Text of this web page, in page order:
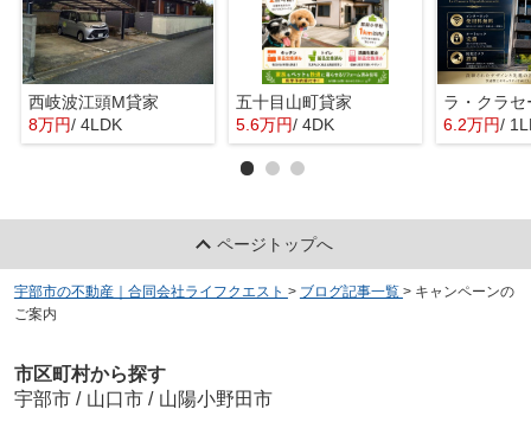
西岐波江頭M貸家
8万円/ 4LDK
五十目山町貸家
5.6万円/ 4DK 6.2万円/
ページトップへ
宇部市の不動産｜合同会社ライフクエスト > ブログ記事一覧 > キャンペーンの
ご案内
市区町村から探す
宇部市 / 山口市 / 山陽小野田市